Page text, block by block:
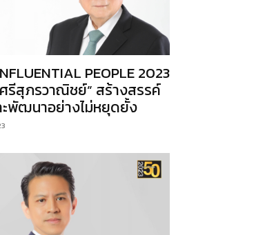
PEOPLE 2023
รีสุภรวาณิชย์” สร้างสรรค์
ะพัฒนาอย่างไม่หยุดยั้ง